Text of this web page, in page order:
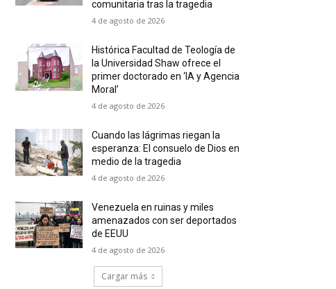
comunitaria tras la tragedia
4 de agosto de 2026
Histórica Facultad de Teología de
la Universidad Shaw ofrece el
primer doctorado en ‘IA y Agencia
Moral’
4 de agosto de 2026
Cuando las lágrimas riegan la
esperanza: El consuelo de Dios en
medio de la tragedia
4 de agosto de 2026
Venezuela en ruinas y miles
amenazados con ser deportados
de EEUU
4 de agosto de 2026
Cargar más